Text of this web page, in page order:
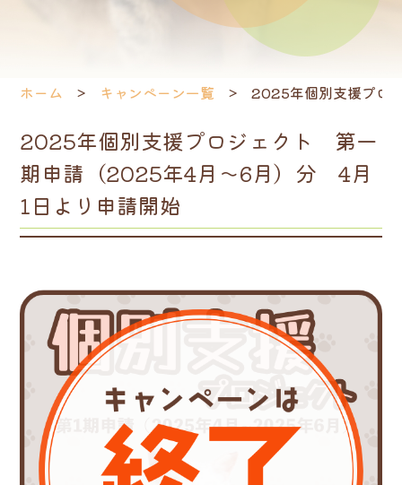
ホーム キャンペーン一覧 2025年個別支援プロ
2025年個別支援プロジェクト 第一
期申請（2025年4月～6月）分 4月
1日より申請開始